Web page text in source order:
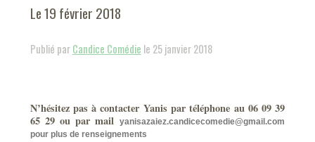
Le 19 février 2018
Publié parCandice Comédie le 25 janvier 2018
N’hésitez pas à contacter Yanis par téléphone au 06 09 39
65 29 ou par mailyanisazaiez.candicecomedie@gmail.com
pour plus de renseignements